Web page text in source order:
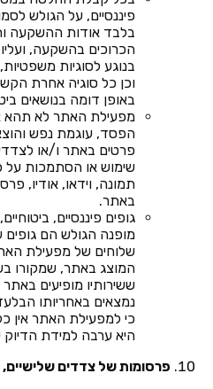
פיננסיים, על הגולש
בלבד אודות ההשקעה
הכרוכים בהשקעה,
בנוגע לסוגיות משפטיות,
וכן כל סוגיה אחרת
באופן דומה בנושאים
מפעילת האתר לא תהא
הפסד, עוגמת נפש
פרטים באתר ו/או
שימוש או הסתמכות על
תמונה, וידאו, אודיו,
באתר.
גופים פיננסיים,
מופנה הגולש הם גופים
שלוחים של מפעילת
המוצג באתר, שמקורו
ששירותיו מופיעים
נמצאים באחריותו
כי למפעילת האתר אין כל
היא ערבה למידת
פרסומות של צדדים שלישיים,